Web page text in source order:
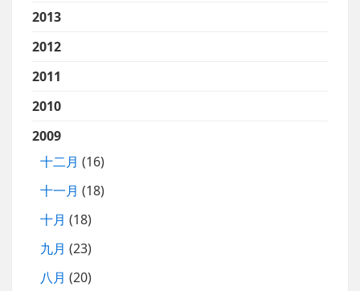
2013
2012
2011
2010
2009
十二月 (16)
十一月 (18)
十月 (18)
九月 (23)
八月 (20)